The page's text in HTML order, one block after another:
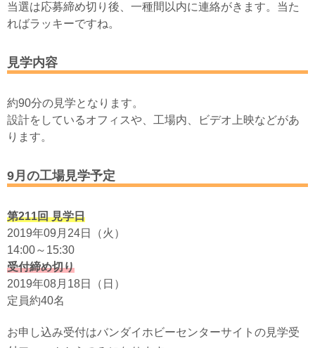
当選は応募締め切り後、一種間以内に連絡がきます。当た
ればラッキーですね。
見学内容
約90分の見学となります。
設計をしているオフィスや、工場内、ビデオ上映などがあ
ります。
9月の工場見学予定
第211回 見学日
2019年09月24日（火）
14:00～15:30
受付締め切り
2019年08月18日（日）
定員約40名
お申し込み受付はバンダイホビーセンターサイトの見学受